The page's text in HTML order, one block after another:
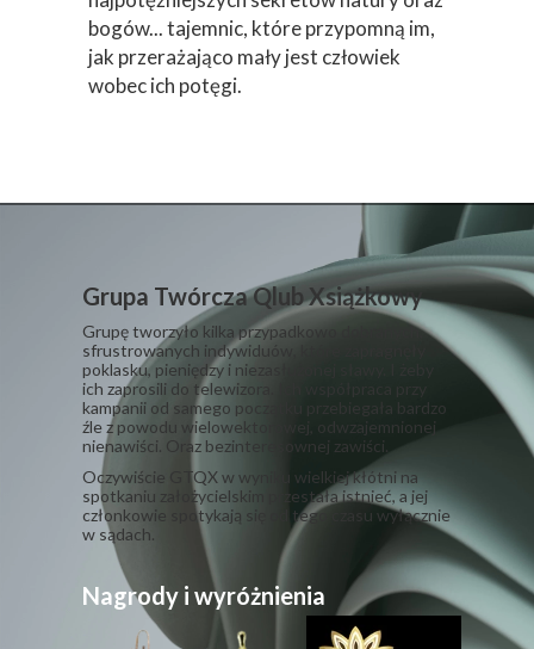
bogów... tajemnic, które przypomną im,
jak przerażająco mały jest człowiek
wobec ich potęgi.
Grupa Twórcza Qlub Xsiążkowy
Grupę tworzyło kilka przypadkowo dobranych,
sfrustrowanych indywiduów, które zapragnęły
poklasku, pieniędzy i niezasłużonej sławy. I żeby
ich zaprosili do telewizora. Ich współpraca przy
kampanii od samego początku przebiegała bardzo
źle z powodu wielowektorowej, odwzajemnionej
nienawiści. Oraz bezinteresownej zawiści.
​Oczywiście GTQX w wyniku wielkiej kłótni na
spotkaniu założycielskim przestała istnieć, a jej
członkowie spotykają się od tego czasu wyłącznie
w sądach.
Nagrody i wyróżnienia